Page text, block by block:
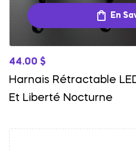
En
44.00 $
Harnais Rétractable
Et Liberté Nocturne